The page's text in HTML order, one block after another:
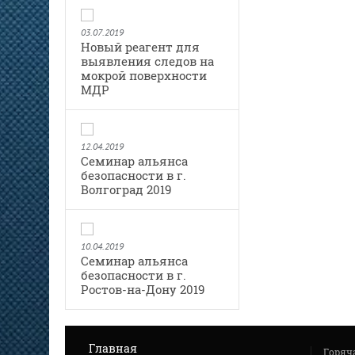
03.07.2019
Новый реагент для
выявления следов на
мокрой поверхности
МДР
12.04.2019
Семинар альянса
безопасности в г.
Волгоград 2019
10.04.2019
Семинар альянса
безопасности в г.
Ростов-на-Дону 2019
Главная